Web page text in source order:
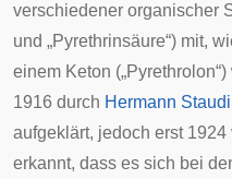
verschiedener organischer
und „Pyrethrinsäure“) mit,
einem Keton
1916 durch Hermann
aufgeklärt, jedoch erst 1924
erkannt, dass es sich bei